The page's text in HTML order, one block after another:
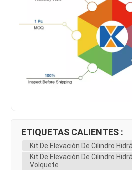
ETIQUETAS CALIENTES :
Kit De Elevación De Cilindro
Kit De Elevación De Cilindro
Volquete